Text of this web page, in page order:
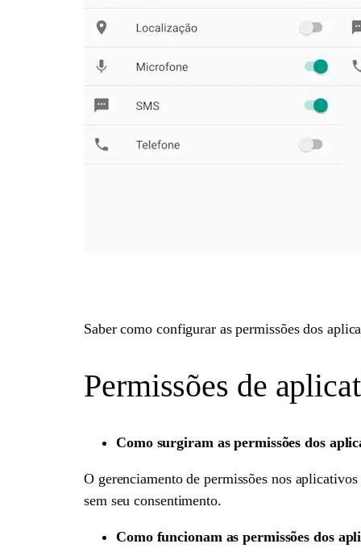
Saber como configurar as permissões dos
Permissões de
Como surgiram as permissões dos
O gerenciamento de permissões nos
sem seu consentimento.
Como funcionam as permissões dos